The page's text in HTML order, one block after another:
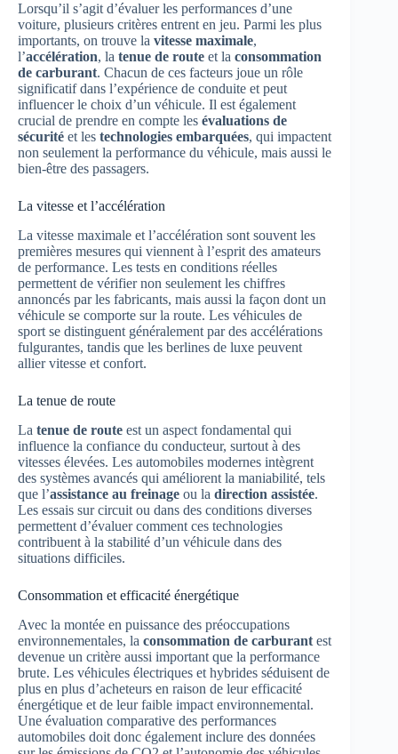
Lorsqu’il s’agit d’évaluer les performances d’une
voiture, plusieurs critères entrent en jeu. Parmi les plus
importants, on trouve la vitesse maximale,
l’accélération, la tenue de route et la consommation
de carburant. Chacun de ces facteurs joue un rôle
significatif dans l’expérience de conduite et peut
influencer le choix d’un véhicule. Il est également
crucial de prendre en compte les évaluations de
sécurité et les technologies embarquées, qui impactent
non seulement la performance du véhicule, mais aussi le
bien-être des passagers.
La vitesse et l’accélération
La vitesse maximale et l’accélération sont souvent les
premières mesures qui viennent à l’esprit des amateurs
de performance. Les tests en conditions réelles
permettent de vérifier non seulement les chiffres
annoncés par les fabricants, mais aussi la façon dont un
véhicule se comporte sur la route. Les véhicules de
sport se distinguent généralement par des accélérations
fulgurantes, tandis que les berlines de luxe peuvent
allier vitesse et confort.
La tenue de route
La tenue de route est un aspect fondamental qui
influence la confiance du conducteur, surtout à des
vitesses élevées. Les automobiles modernes intègrent
des systèmes avancés qui améliorent la maniabilité, tels
que l’assistance au freinage ou la direction assistée.
Les essais sur circuit ou dans des conditions diverses
permettent d’évaluer comment ces technologies
contribuent à la stabilité d’un véhicule dans des
situations difficiles.
Consommation et efficacité énergétique
Avec la montée en puissance des préoccupations
environnementales, la consommation de carburant est
devenue un critère aussi important que la performance
brute. Les véhicules électriques et hybrides séduisent de
plus en plus d’acheteurs en raison de leur efficacité
énergétique et de leur faible impact environnemental.
Une évaluation comparative des performances
automobiles doit donc également inclure des données